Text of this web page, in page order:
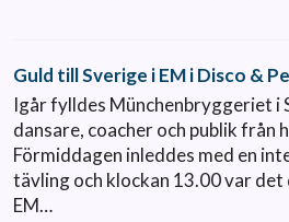
Guld till Sverige i EM i Disco &
Igår fylldes Münchenbryggeriet i
dansare, coacher och publik från
Förmiddagen inleddes med en
tävling och klockan 13.00 var
EM…